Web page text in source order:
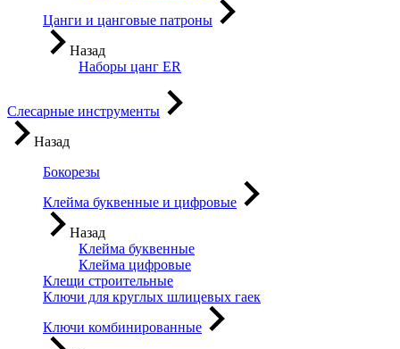
Цанги и цанговые патроны
Назад
Наборы цанг ER
Слесарные инструменты
Назад
Бокорезы
Клейма буквенные и цифровые
Назад
Клейма буквенные
Клейма цифровые
Клещи строительные
Ключи для круглых шлицевых гаек
Ключи комбинированные